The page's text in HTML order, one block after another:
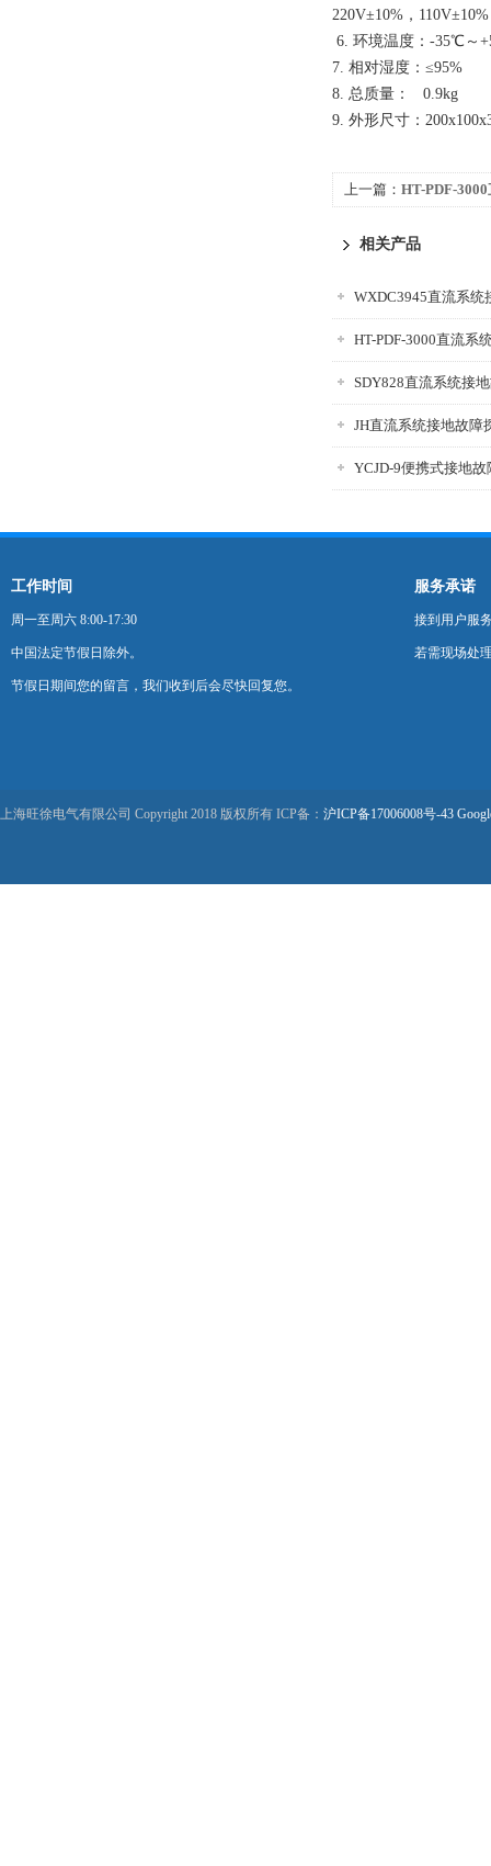
220V±10%，
6. 环境温度：-35℃～
7. 相对湿度：≤95%
8. 总质量： 0.9kg
9. 外形尺寸：
上一篇： HT-PDF-
相关产品
WXDC3945直流系统
HT-PDF-3000直流系
SDY828直流系统接
JH直流系统接地故障
YCJD-9便携式接地
工作时间
周一至周六 8:00-17:30
中国法定节假日除外。
节假日期间您的留言，我们收到后会尽快回复您。
服务承诺
接到用户服
若需现场处
上海旺徐电气有限公司 Copyright 2018 版权所有 ICP备： 沪ICP备17006008号-43